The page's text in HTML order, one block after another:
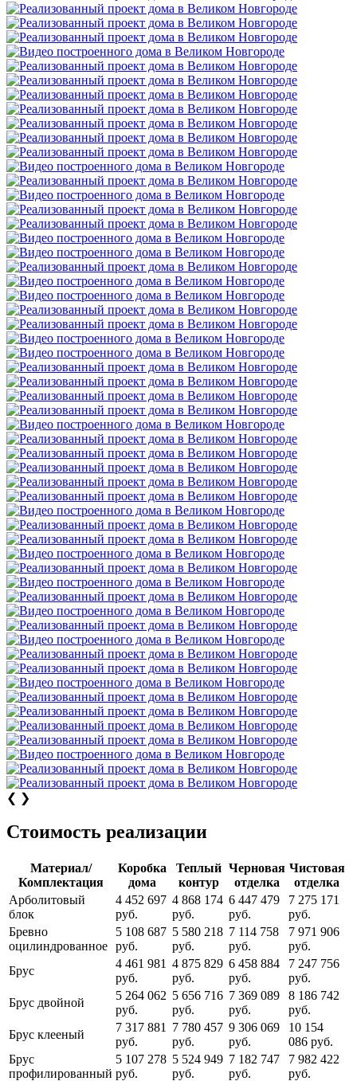
❮ ❯
Стоимость реализации
Материал/
Комплектация
Коробка
дома
Теплый
контур
Черновая
отделка
Чистовая
отделка
Арболитовый
блок
4 452 697
руб.
4 868 174
руб.
6 447 479
руб.
7 275 171
руб.
Бревно
оцилиндрованное
5 108 687
руб.
5 580 218
руб.
7 114 758
руб.
7 971 906
руб.
Брус
4 461 981
руб.
4 875 829
руб.
6 458 884
руб.
7 247 756
руб.
Брус двойной
5 264 062
руб.
5 656 716
руб.
7 369 089
руб.
8 186 742
руб.
Брус клееный
7 317 881
руб.
7 780 457
руб.
9 306 069
руб.
10 154
086 руб.
Брус
профилированный
5 107 278
руб.
5 524 949
руб.
7 182 747
руб.
7 982 422
руб.